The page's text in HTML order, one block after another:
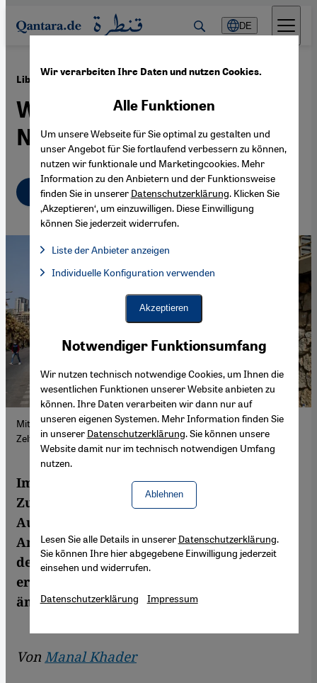
Direkt zum Inhalt springen
DE
Libanon · 07.04.2026
Wie der Krieg meine
Nachbarschaft verändert
Deutsch English عربي
Mitten in Beirut: Vertriebene aus anderen Landesteilen haben in
Zelten Zuflucht gefunden. (Foto: Picture Alliance / AP | H. Ammar)
Im Libanon steht der gesellschaftliche
Zusammenhalt auf der Probe. Die Beiruter
Autorin Manal Khader erzählt, wie sich
Angst breitgemacht hat. Plötzlich wurde
der WhatsApp-Chat ihres Gebäudes aktiv –
erst mit harmlosen Nachrichten, dann
änderte sich der Ton.
Von Manal Khader
Wir verarbeiten Ihre Daten und nutzen Cookies.
Notwendiger Funktionsumfang
Wir nutzen technisch notwendige Cookies, um Ihnen die
wesentlichen Funktionen unserer Website anbieten zu
können. Ihre Daten verarbeiten wir dann nur auf
unseren eigenen Systemen. Mehr Information finden Sie
in unserer Datenschutzerklärung. Sie können unsere
Website damit nur im technisch notwendigen Umfang
nutzen.
Ablehnen
Alle Funktionen
Um unsere Webseite für Sie optimal zu gestalten und
unser Angebot für Sie fortlaufend verbessern zu können,
nutzen wir funktionale und Marketingcookies. Mehr
Information zu den Anbietern und der Funktionsweise
finden Sie in unserer Datenschutzerklärung. Klicken Sie
‚Akzeptieren‘, um einzuwilligen. Diese Einwilligung
können Sie jederzeit widerrufen.
Liste der Anbieter anzeigen
Facebook Embed / Facebook Connect, Google Maps Embed,
Facebook Embed / Facebook Connect
Google Maps Embed
Individuelle Konfiguration verwenden
Akzeptieren
Lesen Sie alle Details in unserer Datenschutzerklärung.
Sie können Ihre hier abgegebene Einwilligung jederzeit
einsehen und widerrufen.
Datenschutzerklärung Impressum